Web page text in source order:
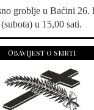
groblje u Baćini 26.
(subota) u 15,00 sati.
Obavijest o smrti